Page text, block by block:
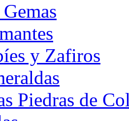
y Zafiros
Piedras de